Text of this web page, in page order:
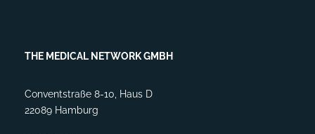
THE MEDICAL NETWORK GMBH
Conventstraße 8-10, Haus D
22089 Hamburg